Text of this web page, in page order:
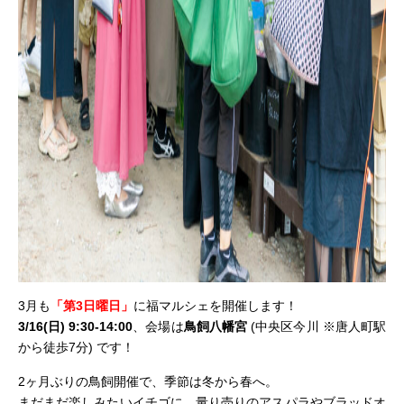
3月も 「第3日曜日」 に福マルシェを開催します！
3/16(日) 9:30-14:00 、会場は鳥飼八幡宮(中央区今川 ※唐人町駅
から徒歩7分) です！
2ヶ月ぶりの鳥飼開催で、季節は冬から春へ。